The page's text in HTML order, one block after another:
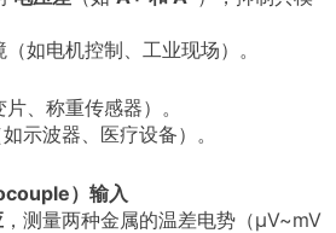
如电机控制、工业现场）。
、称重传感器）。
示波器、医疗设备）。
）输入
，测量两种金属的温差电势（μV~mV